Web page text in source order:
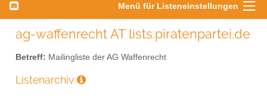
Menü für Listeneinstellungen
ag-waffenrecht AT lists.piratenpartei.de
Betreff: Mailingliste der AG Waffenrecht
Listenarchiv